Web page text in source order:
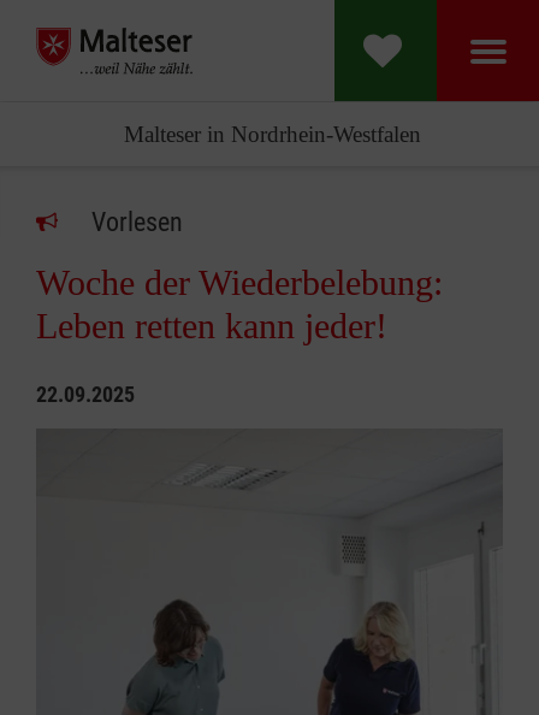
Malteser in Nordrhein-Westfalen
Vorlesen
Woche der Wiederbelebung:
Leben retten kann jeder!
22.09.2025